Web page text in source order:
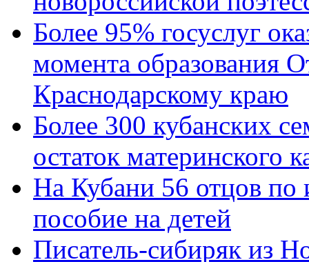
Более 95% госуслуг
момента образования
Краснодарскому краю
Более 300 кубанских
остаток материнского
На Кубани 56 отцов по
пособие на детей
Писатель-сибиряк из